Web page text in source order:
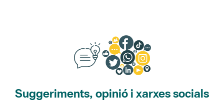
Suggeriments, opinió i xarxes socials